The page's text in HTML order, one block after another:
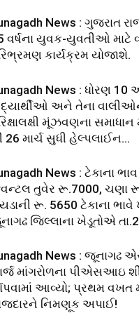
News : ગુજરાત
વર્ષના યુવક-યુવતીઓ માટે
કાર્યક્રમ યોજાશે.
News : ધોરણ 10
અને તેના
મૂંઝવણના
26 માર્ચ સુધી હેલ્પલાઈન...
News : ટેકાના
તુવેર રૂ.7000, ચણા
રૂ. 5650 ટેકાના ભાવે
જિલ્લાના ખેડૂતોએ
News : જૂનાગઢ
માંગરોળના પીએસઆઇ
આવ્યો; પ્રથમ વખત
નિમણૂક અપાઈ!